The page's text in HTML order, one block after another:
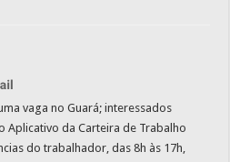
vaga no Guará; interessados
Aplicativo da Carteira de Trabalho
do trabalhador, das 8h às 17h,